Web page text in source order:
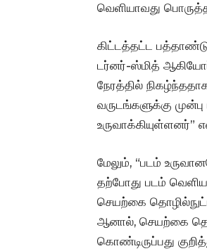
வெளியாவது
கிட்டத்தட்ட
டர்னர்-ஸ்மித்
நேரத்தில்
வருடங்களுக்கு
உருவாக்கியுள்ளனர்”
மேலும், “படம்
தற்போது படம்
செயற்கை
ஆனால், செயற்கை
கொண்டிருப்பது